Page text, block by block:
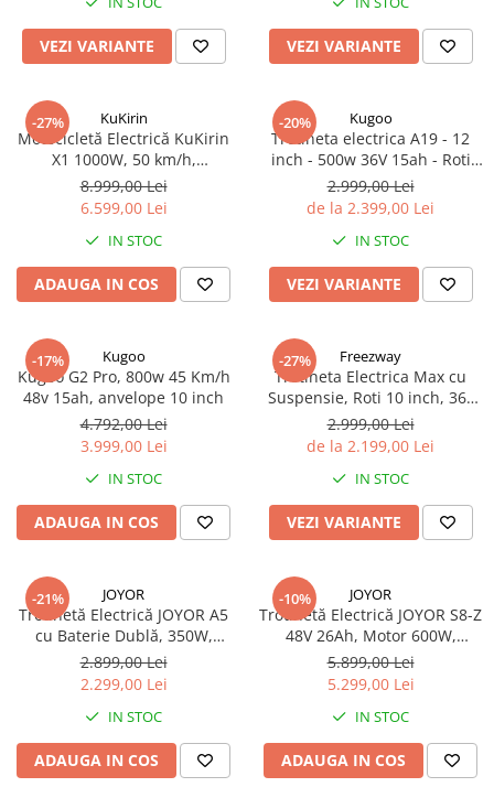
Trotinete Peste 3000 Lei
Trotinete cu Scaun
Trotinete cu Cheie
Trotinete cu Baterie Detașabilă
Trotinete cu Cheie
Trotinete cu Suspensii
Trotinete cu Ghidon Reglabil
ATV 200cc
ATV 1000W
ATV 1500W
Suporturi pentru telefon
Oglinzi retrovizoare
Ornamente, stickere & viniluri
Iluminare decorativă
Protecții la coliziune
KuKirin G3
KuKirin G2 Master
KuKirin V1 Pro
KuKirin V2
KuKirin A1
KuKirin M4 Max
KuKirin T3
Roți și Anvelope
Anvelope
Anvelope pneumatice
Anvelope solide
Valve & extensii
Acceleratoare & comenzi
Display-uri / ecrane
Lumini / iluminare
BMS
VEZI VARIANTE VEZI VARIANTE
-27% KuKirin
Motocicletă Electrică KuKirin
X1 1000W, 50 km/h,
Autonomie 60 km, Baterie 48V
20.8Ah, Off-Road – Gri/Negru
8.999,00 Lei
6.599,00 Lei
IN STOC
ADAUGA IN COS
-20% Kugoo
Trotineta electrica A19 - 12
inch - 500w 36V 15ah - Roti
Mari pentru off-road
2.999,00 Lei
de la 2.399,00 Lei
IN STOC
VEZI VARIANTE
-17% Kugoo
Kugoo G2 Pro, 800w 45 Km/h
48v 15ah, anvelope 10 inch
4.792,00 Lei
3.999,00 Lei
IN STOC
ADAUGA IN COS
-27% Freezway
Trotineta Electrica Max cu
Suspensie, Roti 10 inch, 36v
15ah, Autonomie 40-60km
2.999,00 Lei
de la 2.199,00 Lei
IN STOC
VEZI VARIANTE
-21% JOYOR
Trotinetă Electrică JOYOR A5
cu Baterie Dublă, 350W,
Autonomie 35 km, Aplicație
Bluetooth, Roți Pline 8”, Cadru
Magneziu
2.899,00 Lei
2.299,00 Lei
IN STOC
ADAUGA IN COS
-10% JOYOR
Trotinetă Electrică JOYOR S8-Z
48V 26Ah, Motor 600W,
Autonomie 40–55 km,
Suspensie Completă, Frâne pe
Disc
5.899,00 Lei
5.299,00 Lei
IN STOC
ADAUGA IN COS